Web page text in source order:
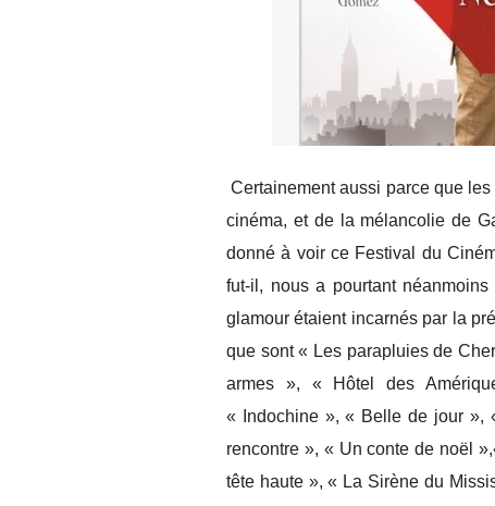
Certainement aussi parce que
cinéma, et de la mélancolie de
donné à voir ce Festival du
fut-il, nous a pourtant
glamour étaient incarnés par la
que sont « Les parapluies de
armes », « Hôtel des
« Indochine », « Belle de jour »,
rencontre », « Un conte de noël
tête haute », « La Sirène du